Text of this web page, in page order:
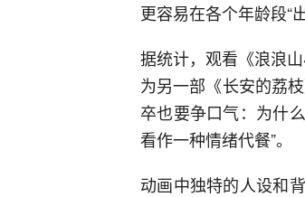
更容易在各个年龄段“出
据统计，观看《浪浪
为另一部《长安的荔
卒也要争口气：为什
看作一种情绪代餐”。
动画中独特的人设和